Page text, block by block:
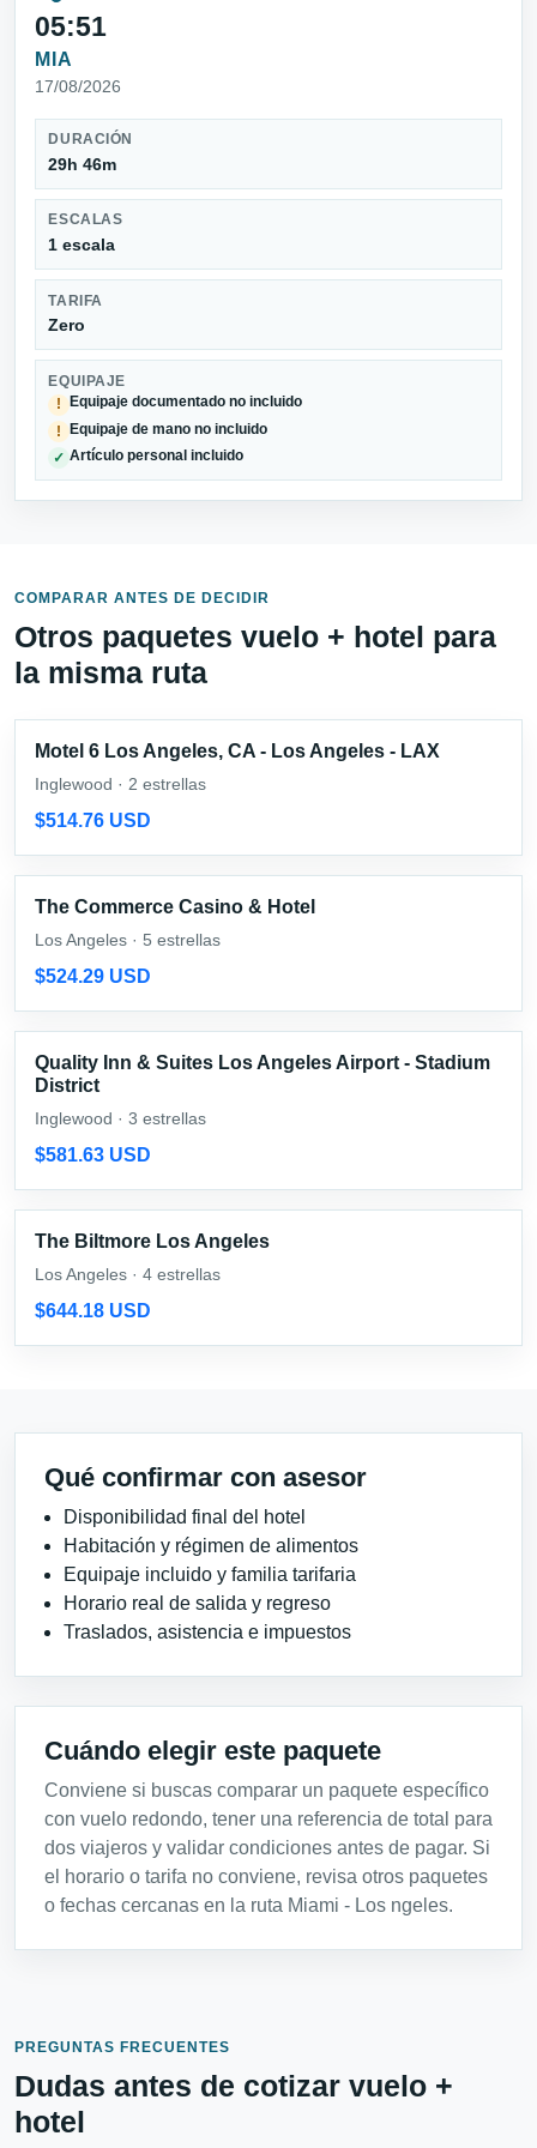
05:51
MIA
17/08/2026
DURACIÓN
29h 46m
ESCALAS
1 escala
TARIFA
Zero
EQUIPAJE
!
Equipaje documentado no incluido
! Equipaje de mano no incluido
✓ Artículo personal incluido
COMPARAR ANTES DE DECIDIR
Otros paquetes vuelo + hotel para
la misma ruta
Motel 6 Los Angeles, CA - Los Angeles - LAX
Inglewood · 2 estrellas
$514.76 USD
The Commerce Casino & Hotel
Los Angeles · 5 estrellas
$524.29 USD
Quality Inn & Suites Los Angeles Airport - Stadium
District
Inglewood · 3 estrellas
$581.63 USD
The Biltmore Los Angeles
Los Angeles · 4 estrellas
$644.18 USD
Qué confirmar con asesor
Disponibilidad final del hotel
Habitación y régimen de alimentos
Equipaje incluido y familia tarifaria
Horario real de salida y regreso
Traslados, asistencia e impuestos
Cuándo elegir este paquete
Conviene si buscas comparar un paquete específico
con vuelo redondo, tener una referencia de total para
dos viajeros y validar condiciones antes de pagar. Si
el horario o tarifa no conviene, revisa otros paquetes
o fechas cercanas en la ruta Miami - Los ngeles.
PREGUNTAS FRECUENTES
Dudas antes de cotizar vuelo +
hotel